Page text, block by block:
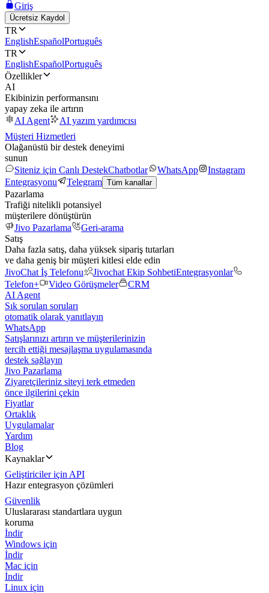
Giriş
Ücretsiz Kaydol
TR
EnglishEspañolPortuguês
TR
EnglishEspañolPortuguês
Özellikler
AI
Ekibinizin performansını
yapay zeka ile artırın
AI Agent
AI yazım yardımcısı
Müşteri Hizmetleri
Olağanüstü bir destek deneyimi
sunun
Siteniz için Canlı DestekChatbotlar WhatsApp
Instagram
Entegrasyonu
Telegram Tüm kanallar
Pazarlama
Trafiği nitelikli potansiyel
müşterilere dönüştürün
Jivo Pazarlama
Geri-arama
Satış
Daha fazla satış, daha yüksek sipariş tutarları
ve daha geniş bir müşteri kitlesi elde edin
JivoChat İş Telefonu
Jivochat Ekip SohbetiEntegrasyonlar
Telefon+
Video Görüşmeler
CRM
AI Agent
Sık sorulan soruları
otomatik olarak yanıtlayın
WhatsApp
Satışlarınızı artırın ve müşterilerinizin
tercih ettiği mesajlaşma uygulamasında
destek sağlayın
Jivo Pazarlama
Ziyaretçileriniz siteyi terk etmeden
önce ilgilerini çekin
Fiyatlar
Ortaklık
Uygulamalar
Yardım
Blog
Kaynaklar
Geliştiriciler için API
Hazır entegrasyon çözümleri
Güvenlik
Uluslararası standartlara uygun
koruma
İndir
Windows için
İndir
Mac için
İndir
Linux için